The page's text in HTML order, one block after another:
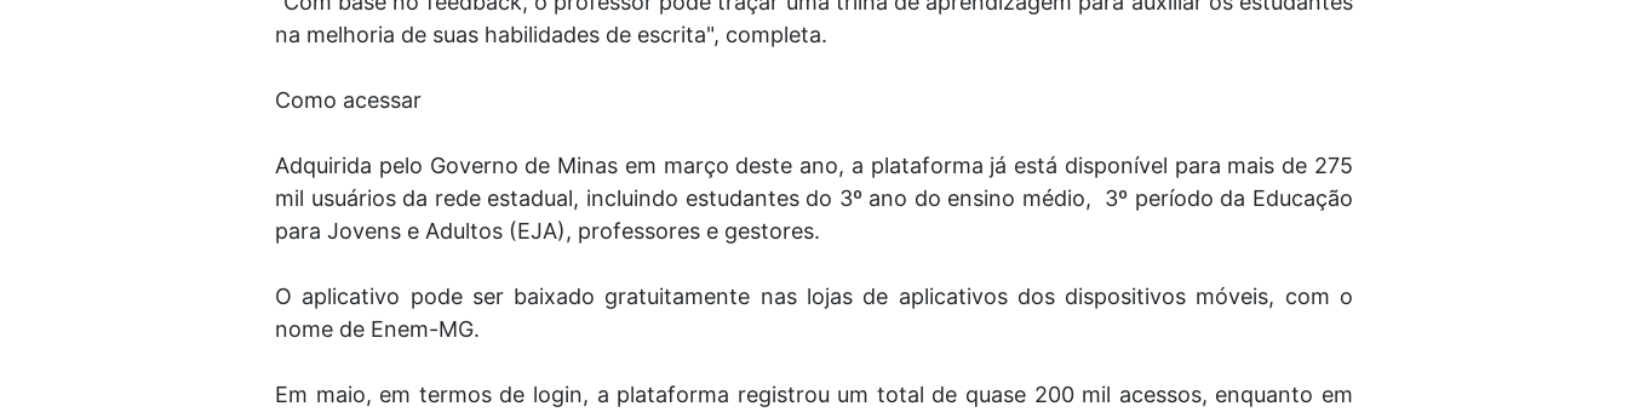
na melhoria de suas habilidades de escrita", completa.
Como acessar
Adquirida pelo Governo de Minas em março deste ano, a plataforma já está disponível para mais de 275
mil usuários da rede estadual, incluindo estudantes do 3º ano do ensino médio, 3º período da Educação
para Jovens e Adultos (EJA), professores e gestores.
O aplicativo pode ser baixado gratuitamente nas lojas de aplicativos dos dispositivos móveis, com o
nome de Enem-MG.
Em maio, em termos de login, a plataforma registrou um total de quase 200 mil acessos, enquanto em